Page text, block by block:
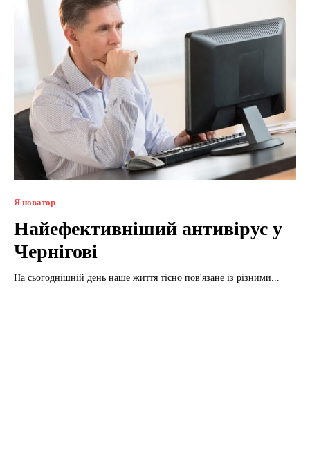
Я новатор
Найефективніший антивірус у
Чернігові
На сьогоднішній день наше життя тісно пов'язане із різними...